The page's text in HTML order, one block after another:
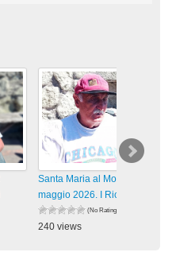
Santa Maria al Monte, 12
maggio 2026. I Ricordi di
(No Ratings Yet)
240 views